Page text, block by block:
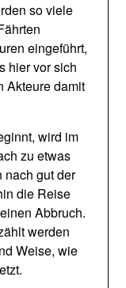
so viele
eingeführt,
hier vor sich
Akteure damit
wird im
zu etwas
nach gut der
die Reise
Abbruch.
werden
Weise, wie